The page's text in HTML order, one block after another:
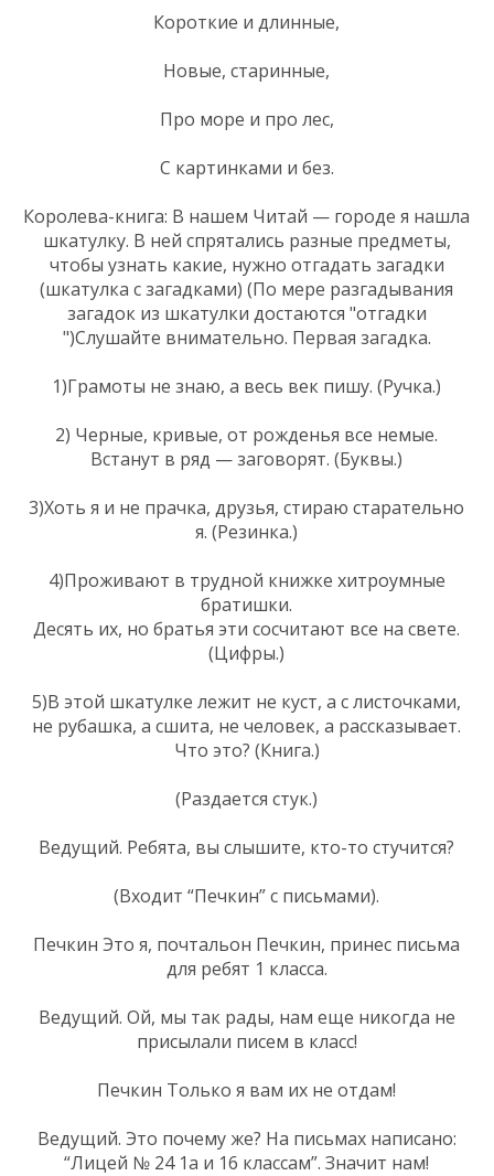
Короткие и длинные,
Новые, старинные,
Про море и про лес,
С картинками и без.
Королева-книга: В нашем Читай — городе я нашла
шкатулку. В ней спрятались разные предметы,
чтобы узнать какие, нужно отгадать загадки
(шкатулка с загадками) (По мере разгадывания
загадок из шкатулки достаются "отгадки
")Слушайте внимательно. Первая загадка.
1)Грамоты не знаю, а весь век пишу. (Ручка.)
2) Черные, кривые, от рожденья все немые.
Встанут в ряд — заговорят. (Буквы.)
3)Хоть я и не прачка, друзья, стираю старательно
я. (Резинка.)
4)Проживают в трудной книжке хитроумные
братишки.
Десять их, но братья эти сосчитают все на свете.
(Цифры.)
5)В этой шкатулке лежит не куст, а с листочками,
не рубашка, а сшита, не человек, а рассказывает.
Что это? (Книга.)
(Раздается стук.)
Ведущий. Ребята, вы слышите, кто-то стучится?
(Входит “Печкин” с письмами).
Печкин Это я, почтальон Печкин, принес письма
для ребят 1 класса.
Ведущий. Ой, мы так рады, нам еще никогда не
присылали писем в класс!
Печкин Только я вам их не отдам!
Ведущий. Это почему же? На письмах написано:
“Лицей № 24 1а и 16 классам”. Значит нам!